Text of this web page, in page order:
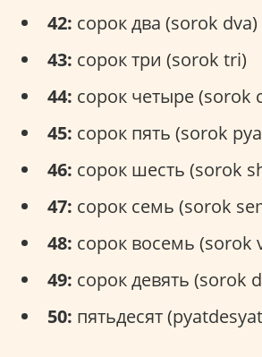
42: сорок два (sorok dva)
43: сорок три (sorok tri)
44: сорок четыре (sorok
45: сорок пять (sorok
46: сорок шесть (sorok
47: сорок семь (sorok
48: сорок восемь (sorok
49: сорок девять (sorok
50: пятьдесят